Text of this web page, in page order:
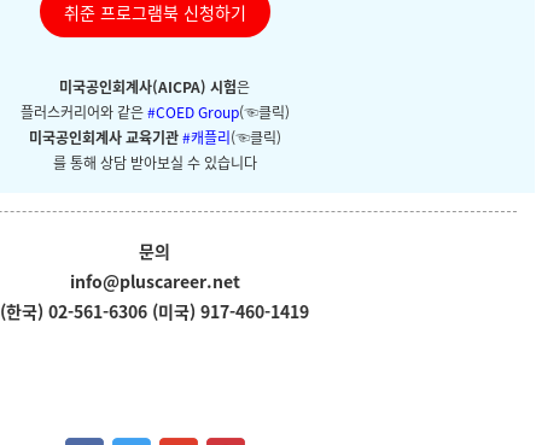
취준 프로그램북 신청하기
미국공인회계사(AICPA) 시험은
플러스커리어와 같은#COED Group(☜클릭)
미국공인회계사 교육기관#캐플리(☜클릭)
를 통해 상담 받아보실 수 있습니다
문의
info@pluscareer.net
(한국) 02-561-6306 (미국) 917-460-1419